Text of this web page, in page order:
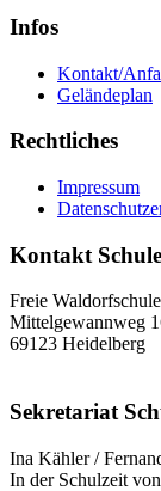
Infos
Kontakt/
Geländeplan
Rechtliches
Impressum
Kontakt Schule
Freie
Mittelgewannweg
69123 Heidelberg
Sekretariat
Ina Kähler /
In der Schulzeit